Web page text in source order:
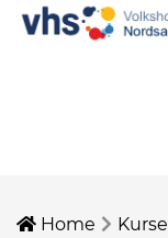
Home Kurse